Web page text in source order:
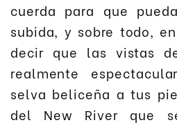
cuerda para que
subida, y sobre todo,
decir que las vistas
realmente
selva beliceña a tus
del New River que